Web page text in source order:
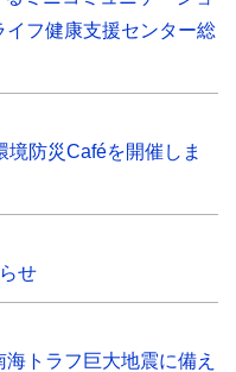
イフ健康支援センター総
防災Caféを開催しま
せ
トラフ巨大地震に備え